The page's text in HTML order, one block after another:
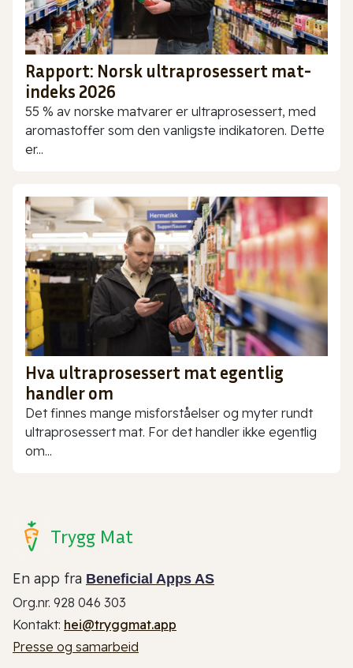
Rapport: Norsk ultraprosessert mat-
indeks 2026
55 % av norske matvarer er ultraprosessert, med
aromastoffer som den vanligste indikatoren. Dette
er...
Hva ultraprosessert mat egentlig
handler om
Det finnes mange misforståelser og myter rundt
ultraprosessert mat. For det handler ikke egentlig
om...
Trygg Mat
En app fra Beneficial Apps AS
Org.nr. 928 046 303
Kontakt: hei@tryggmat.app
Presse og samarbeid